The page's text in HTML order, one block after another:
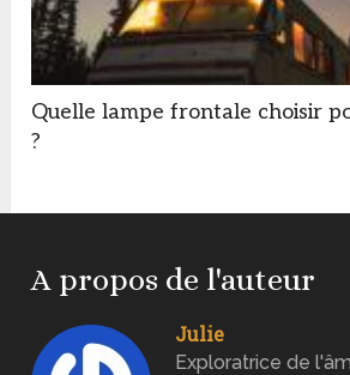
Quelle lampe frontale choisir
?
A propos de l'auteur
Julie
Exploratrice de